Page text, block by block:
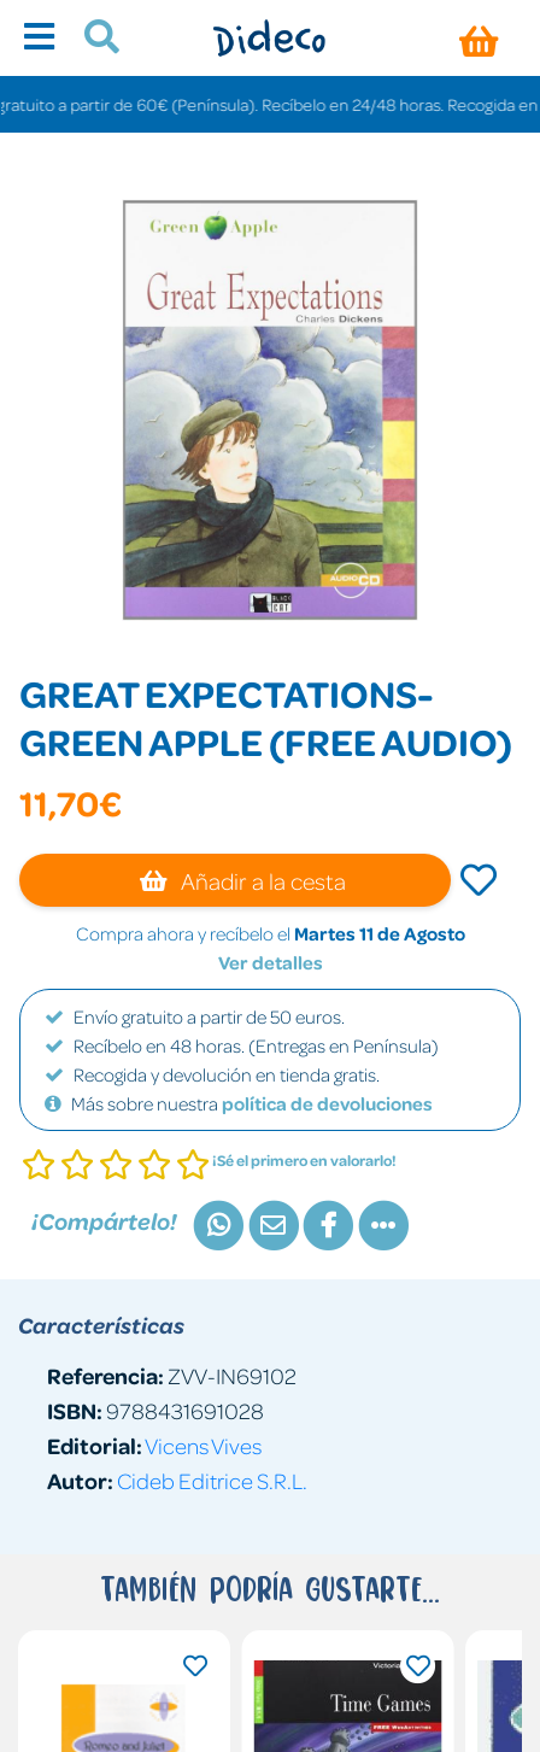
a partir de 60€ (Península). Recíbelo en 24/48 horas. Recogida en
GREAT EXPECTATIONS-
GREEN APPLE (FREE AUDIO)
11,70€
Añadir a la cesta
Compra ahora y recíbelo el Martes 11 de Agosto
Ver detalles
Envío gratuito a partir de 50 euros.
Recíbelo en 48 horas. (Entregas en Península)
Recogida y devolución en tienda gratis.
Más sobre nuestra política de devoluciones
¡Sé el primero en valorarlo!
¡Compártelo!
Características
Referencia: ZVV-IN69102
ISBN:9788431691028
Editorial:Vicens Vives
Autor: Cideb Editrice S.R.L.
También podría gustarte...